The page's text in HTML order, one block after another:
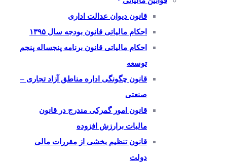
قانون دیوان عدالت اداری
احکام مالیاتی قانون بودجه سال ۱۳۹۵
احکام مالیاتی قانون برنامه پنجساله پنجم
توسعه
قانون چگونگی اداره مناطق آزاد تجاری –
صنعتی
قانون امور گمرکی مندرج در قانون
مالیات برارزش افزوده
قانون تنظیم بخشی از مقررات مالی
دولت